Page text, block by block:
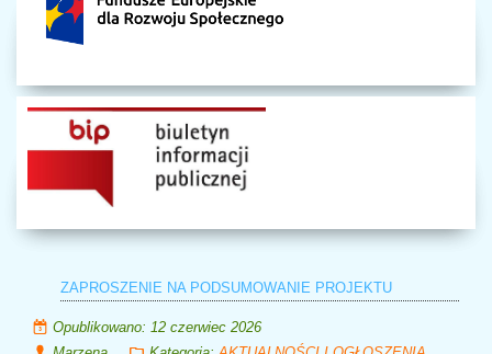
ZAPROSZENIE NA PODSUMOWANIE PROJEKTU
Opublikowano: 12 czerwiec 2026